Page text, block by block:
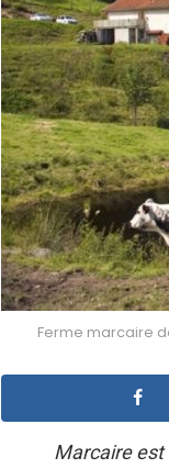
Ferme marcaire
Marcaire est